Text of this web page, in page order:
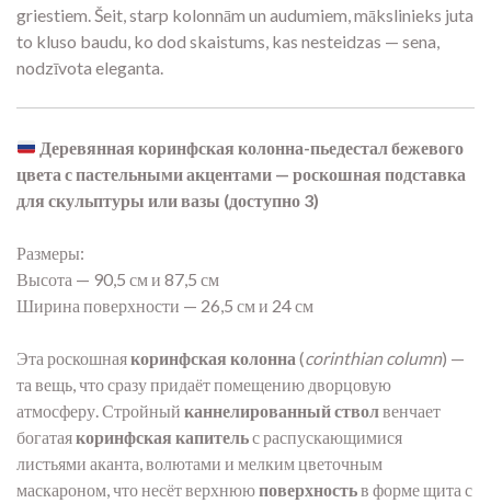
griestiem. Šeit, starp kolonnām un audumiem, mākslinieks juta
to kluso baudu, ko dod skaistums, kas nesteidzas — sena,
nodzīvota eleganta.
Деревянная коринфская колонна-пьедестал бежевого
цвета с пастельными акцентами — роскошная подставка
для скульптуры или вазы (доступно 3)
Размеры:
Высота — 90,5 см и 87,5 см
Ширина поверхности — 26,5 см и 24 см
Эта роскошнаякоринфская колонна (corinthian column) —
та вещь, что сразу придаёт помещению дворцовую
атмосферу. Стройный каннелированный стволвенчает
богатаякоринфская капительс распускающимися
листьями аканта, волютами и мелким цветочным
маскароном, что несёт верхнююповерхностьв форме щита с